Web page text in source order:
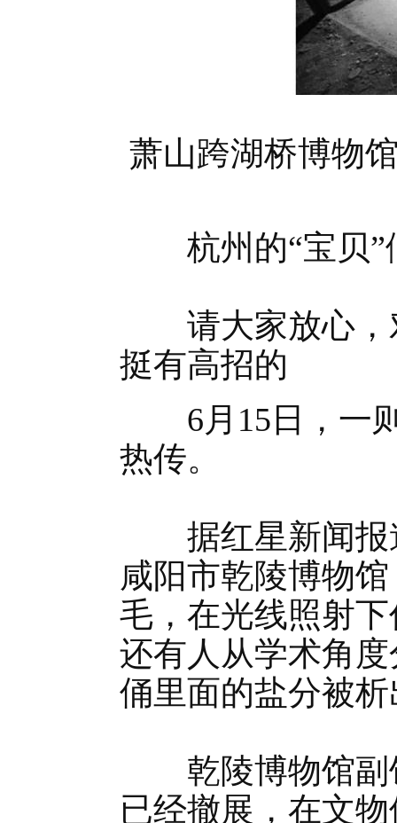
萧山跨湖桥博物
杭州的“宝贝”
请大家放心，
挺有高招的
6月15日，一则
热传。
据红星新闻报
咸阳市乾陵博物
毛，在光线照射
还有人从学术角
俑里面的盐分被
乾陵博物馆副
已经撤展，在文